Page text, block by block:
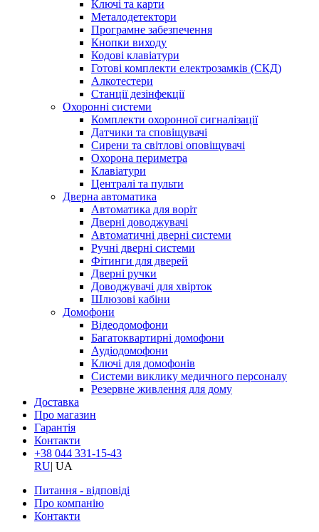
Ключі та карти
Металодетектори
Програмне забезпечення
Кнопки виходу
Кодові клавіатури
Готові комплекти електрозамків (СКД)
Алкотестери
Станції дезінфекції
Охоронні системи
Комплекти охоронної сигналізації
Датчики та сповіщувачі
Сирени та світлові оповіщувачі
Охорона периметра
Клавіатури
Централі та пульти
Дверна автоматика
Автоматика для воріт
Дверні доводжувачі
Автоматичні дверні системи
Ручні дверні системи
Фітинги для дверей
Дверні ручки
Доводжувачі для хвірток
Шлюзові кабіни
Домофони
Відеодомофони
Багатоквартирні домофони
Аудіодомофони
Ключі для домофонів
Системи виклику медичного персоналу
Резервне живлення для дому
Доставка
Про магазин
Гарантія
Контакти
+38 044 331-15-43
RU| UA
Питання - відповіді
Про компанію
Контакти